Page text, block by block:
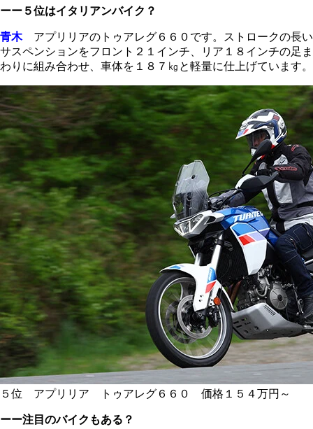
ーー５位はイタリアンバイク？
青木アプリリアのトゥアレグ６６０です。ストロークの長い
サスペンションをフロント２１インチ、リア１８インチの足ま
わりに組み合わせ、車体を１８７㎏と軽量に仕上げています。
５位 アプリリア トゥアレグ６６０ 価格１５４万円～
ーー注目のバイクもある？